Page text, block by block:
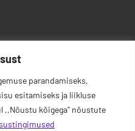
parandamiseks,
esitamiseks ja liikluse
,,Nõustu kõigega'' nõustute